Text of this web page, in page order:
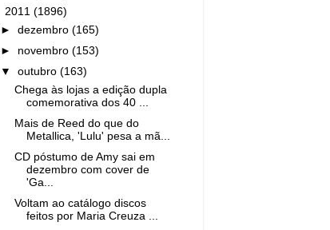
2011 (1896)
►dezembro(165)
► novembro(153)
▼outubro(163)
Chega às lojas a edição dupla
comemorativa dos 40 ...
Mais de Reed do que do
Metallica, 'Lulu' pesa a mã...
CD póstumo de Amy sai em
dezembro com cover de
'Ga...
Voltam ao catálogo discos
feitos por Maria Creuza ...